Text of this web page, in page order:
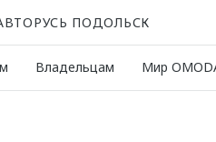
ПОДОЛЬСК
Владельцам Мир